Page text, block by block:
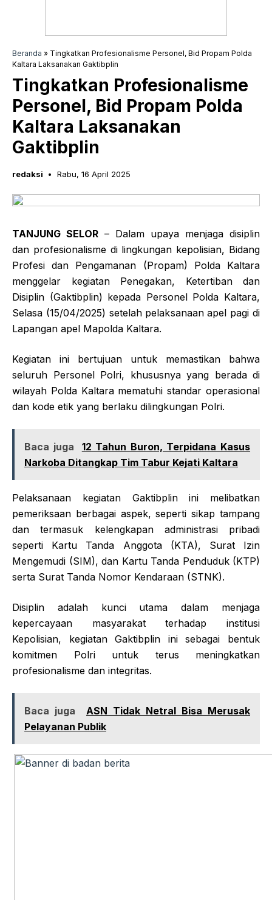
Beranda » Tingkatkan Profesionalisme Personel, Bid Propam Polda
Kaltara Laksanakan Gaktibplin
Tingkatkan Profesionalisme
Personel, Bid Propam Polda
Kaltara Laksanakan
Gaktibplin
redaksi Rabu, 16 April 2025
TANJUNG SELOR – Dalam upaya menjaga disiplin
dan profesionalisme di lingkungan kepolisian, Bidang
Profesi dan Pengamanan (Propam) Polda Kaltara
menggelar kegiatan Penegakan, Ketertiban dan
Disiplin (Gaktibplin) kepada Personel Polda Kaltara,
Selasa (15/04/2025) setelah pelaksanaan apel pagi di
Lapangan apel Mapolda Kaltara.
Kegiatan ini bertujuan untuk memastikan bahwa
seluruh Personel Polri, khususnya yang berada di
wilayah Polda Kaltara mematuhi standar operasional
dan kode etik yang berlaku dilingkungan Polri.
Baca juga
12 Tahun Buron, Terpidana Kasus
Narkoba Ditangkap Tim Tabur Kejati Kaltara
Pelaksanaan kegiatan Gaktibplin ini melibatkan
pemeriksaan berbagai aspek, seperti sikap tampang
dan termasuk kelengkapan administrasi pribadi
seperti Kartu Tanda Anggota (KTA), Surat Izin
Mengemudi (SIM), dan Kartu Tanda Penduduk (KTP)
serta Surat Tanda Nomor Kendaraan (STNK).
Disiplin adalah kunci utama dalam menjaga
kepercayaan masyarakat terhadap institusi
Kepolisian, kegiatan Gaktibplin ini sebagai bentuk
komitmen Polri untuk terus meningkatkan
profesionalisme dan integritas.
Baca juga
ASN Tidak Netral Bisa Merusak
Pelayanan Publik